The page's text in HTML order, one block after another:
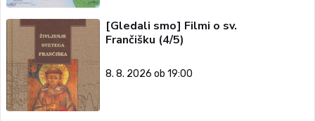
[Gledali smo] Filmi o sv.
Frančišku (4/5)
8. 8. 2026 ob 19:00